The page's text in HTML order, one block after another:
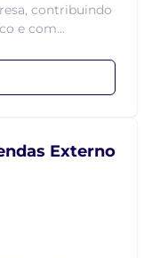
contribuindo
e com...
Externo